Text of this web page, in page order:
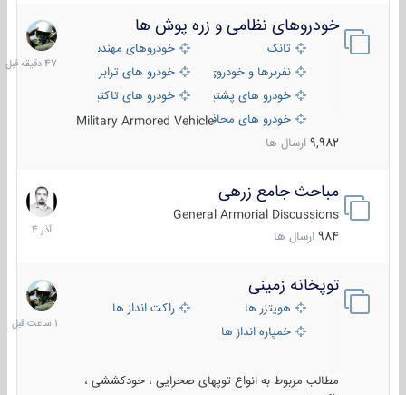
خودروهای نظامی و زره پوش ها
تانک
خودروهای مهندسی
نفربرها و خودروی های رزمی پیاده نظام
خودرو های ترابری نظامی
خودرو های پشتیبانی آتش ، شناسایی و ضد تانک
خودرو های تاکتیکی نظامی
خودرو های محافظت شدهMilitary Armored Vehicle
9,982 ارسال ها
47
دقیقه
قبل
مباحث جامع زرهی
General Armorial Discussions
984 ارسال ها
7
آذر
1404
توپخانه زمینی
هویتزر ها
راکت انداز ها
خمپاره انداز ها
مطالب مربوط به انواع توپهای صحرایی ، خودکششی ،
1
ساعت
قبل